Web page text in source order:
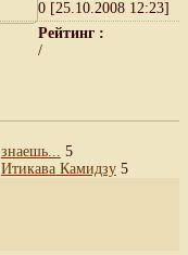
0 [25.10.2008 12:23]
Рейтинг :
/
знаешь...
5
Итикава Камидзу5